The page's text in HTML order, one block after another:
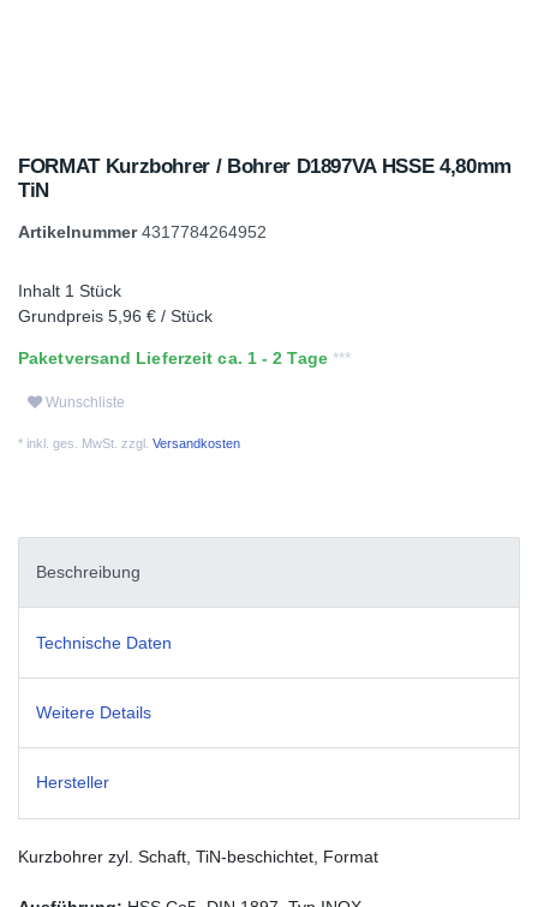
FORMAT Kurzbohrer / Bohrer D1897VA HSSE 4,80mm
TiN
Artikelnummer4317784264952
Inhalt 1 Stück
Grundpreis 5,96 € / Stück
Paketversand Lieferzeit ca. 1 - 2 Tage
Wunschliste
* inkl. ges. MwSt. zzgl. Versandkosten
Beschreibung
Technische Daten
Weitere Details
Hersteller
Kurzbohrer zyl. Schaft, TiN-beschichtet, Format